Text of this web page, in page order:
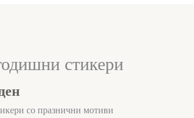
стикери
со празнични мотиви